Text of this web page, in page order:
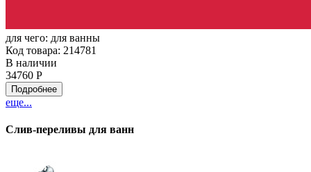
для чего: для ванны
Код товара: 214781
В наличии
34760 Р
Подробнее
еще...
Слив-переливы для ванн